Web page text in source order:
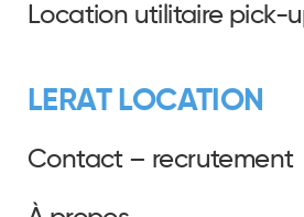
Location utilitaire pick-
LERAT LOCATION
Contact – recrutement